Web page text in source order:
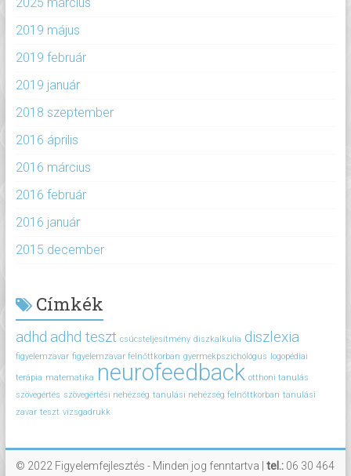
2025 március
2019 május
2019 február
2019 január
2018 szeptember
2016 április
2016 március
2016 február
2016 január
2015 december
Címkék
adhd adhd teszt csúcsteljesítmény diszkalkulia diszlexia
figyelemzavar figyelemzavar felnőttkorban gyermekpszichológus logopédiai
terápia matematika neurofeedback otthoni tanulás
szövegértés szövegértési nehézség tanulási nehézség felnőttkorban tanulási
zavar teszt vizsgadrukk
© 2022 Figyelemfejlesztés - Minden jog fenntartva | tel.:06 30 464